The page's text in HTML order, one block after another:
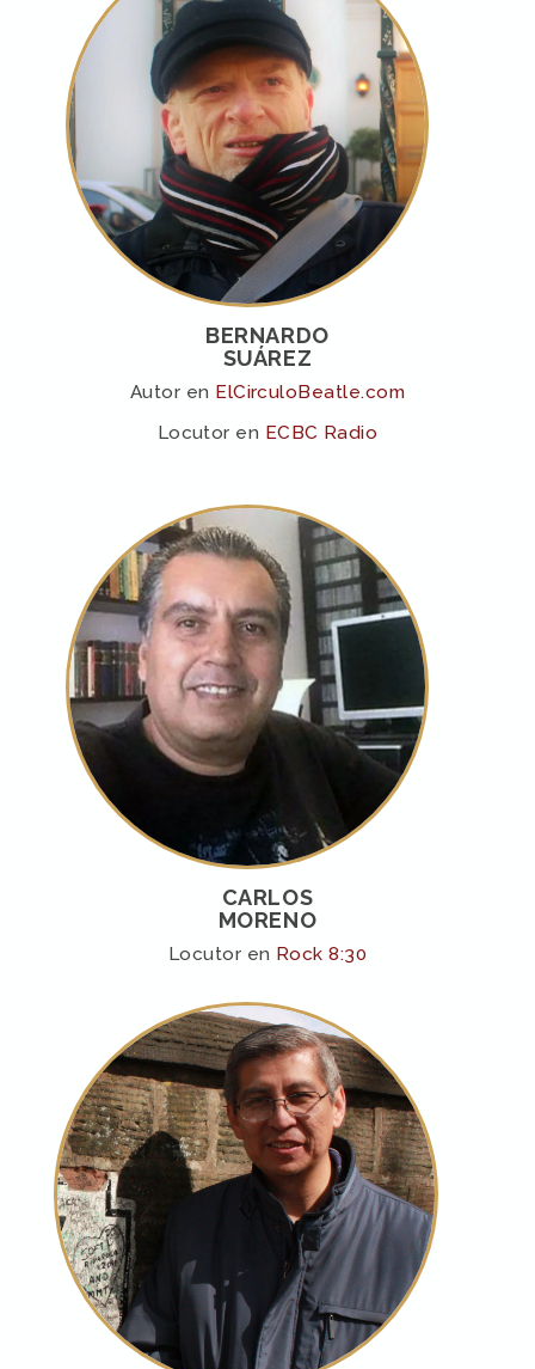
BERNARDO
SUÁREZ
Autor en ElCirculoBeatle.com
Locutor en ECBC Radio
CARLOS
MORENO
Locutor en Rock 8:30